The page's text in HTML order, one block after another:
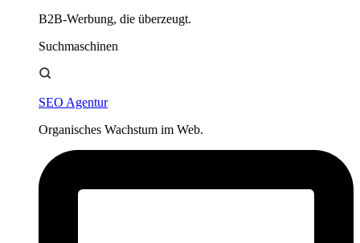
B2B-Werbung, die überzeugt.
Suchmaschinen
SEO Agentur
Organisches Wachstum im Web.